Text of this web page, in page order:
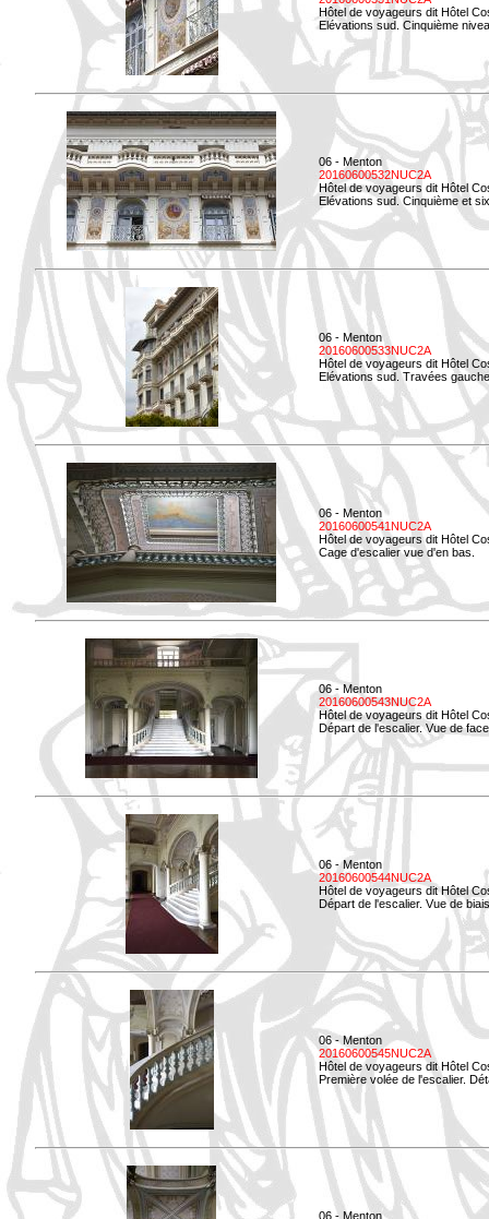
Hôtel de voyageurs dit Hôtel
Elévations sud. Cinquième
06 - Menton
20160600532NUC2A
Hôtel de voyageurs dit Hôtel
Elévations sud. Cinquième et
06 - Menton
20160600533NUC2A
Hôtel de voyageurs dit Hôtel
Elévations sud. Travées
06 - Menton
20160600541NUC2A
Hôtel de voyageurs dit Hôtel
Cage d'escalier vue d'en bas.
06 - Menton
20160600543NUC2A
Hôtel de voyageurs dit Hôtel
Départ de l'escalier. Vue de
06 - Menton
20160600544NUC2A
Hôtel de voyageurs dit Hôtel
Départ de l'escalier. Vue de
06 - Menton
20160600545NUC2A
Hôtel de voyageurs dit Hôtel
Première volée de l'escalier.
06 - Menton